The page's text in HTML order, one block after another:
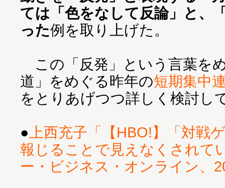
ては「色をなして反論」と、
った例を取り上げた。
この「反発」という言葉を
道」をめぐる昨年の短期集中
をとりあげつつ詳しく検討し
● 上西充子「【HBO!】「対戦
報じることで見えなくされて
ー・ビジネス・オンライン、